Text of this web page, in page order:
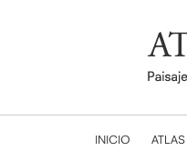
INICIO ATLAS